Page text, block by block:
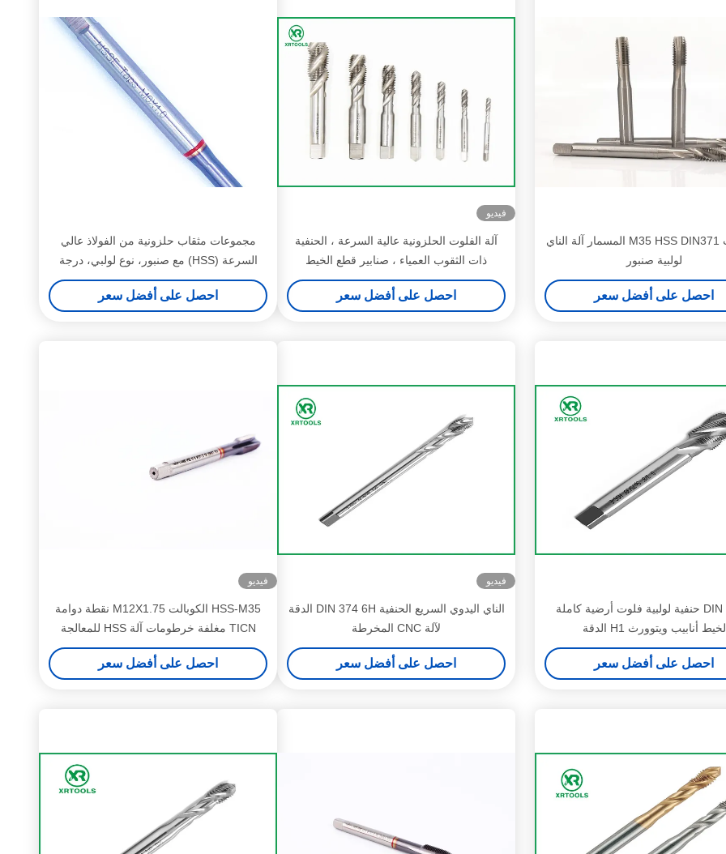
الكوبالت M35 HSS DIN371 المسمار آلة الناي
لولبية صنبور
احصل على أفضل سعر
فيديو
آلة الفلوت الحلزونية عالية السرعة ، الحنفية
ذات الثقوب العمياء ، صنابير قطع الخيط
احصل على أفضل سعر
مجموعات مثقاب حلزونية من الفولاذ عالي
السرعة (HSS) مع صنبور، نوع لولبي، درجة
الملعب 0.5-1.25، أدوات قطع الخيوط مصممة
لخيوط متسقة
احصل على أفضل سعر
DIN 5156 حنفية لولبية فلوت أرضية كاملة
لخيط أنابيب ويتوورث H1 الدقة
احصل على أفضل سعر
فيديو
الناي اليدوي السريع الحنفية DIN 374 6H الدقة
لآلة CNC المخرطة
احصل على أفضل سعر
فيديو
HSS-M35 الكوبالت M12X1.75 نقطة دوامة
TICN مغلفة خرطومات آلة HSS للمعالجة
الميكانيكية
احصل على أفضل سعر